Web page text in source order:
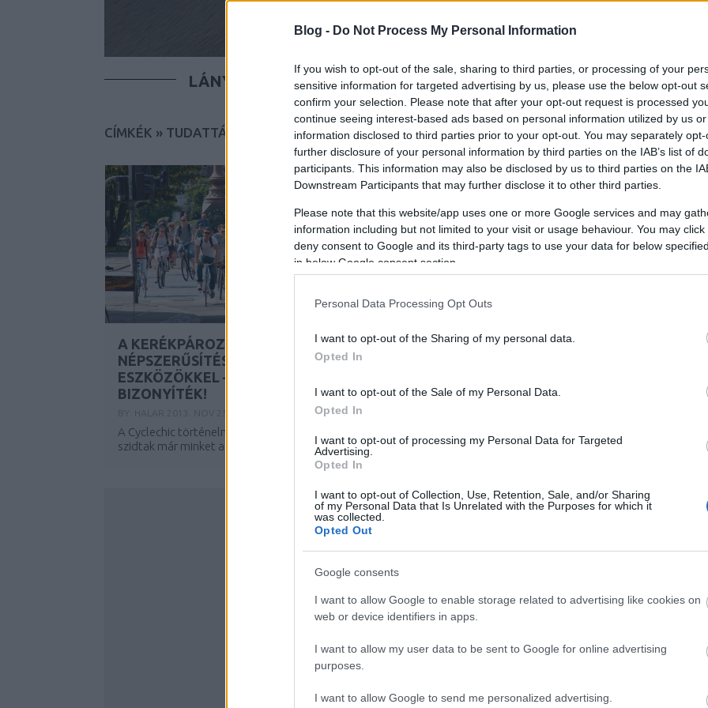
Blog - Do Not Process My Personal Information
If you wish to opt-out of the sale, sharing to third parties, or processing of your
sensitive information for targeted advertising by us, please use the below opt-out
confirm your selection. Please note that after your opt-out request is processed
continue seeing interest-based ads based on personal information utilized by us
information disclosed to third parties prior to your opt-out. You may separately
further disclosure of your personal information by third parties on the IAB’s list of
participants. This information may also be disclosed by us to third parties on the
Downstream Participants that may further disclose it to other third parties.
Please note that this website/app uses one or more Google services and may
information including but not limited to your visit or usage behaviour. You may
deny consent to Google and its third-party tags to use your data for below
in below Google consent section.
Personal Data Processing Opt Outs
I want to opt-out of the Sharing of my personal data.
Opted In
I want to opt-out of the Sale of my Personal Data.
Opted In
I want to opt-out of processing my Personal Data for Targeted
Advertising.
Opted In
I want to opt-out of Collection, Use, Retention, Sale, and/or Sharing
of my Personal Data that Is Unrelated with the Purposes for which it
was collected.
Opted Out
Google consents
I want to allow Google to enable storage related to advertising like cookies on
web or device identifiers in apps.
I want to allow my user data to be sent to Google for online advertising
purposes.
I want to allow Google to send me personalized advertising.
LÁNYOK FIÚK TIPPEK GYEREKKEL SZOKNYÁBAN
KÜLDJ FOTÓT
CÍMKÉK » TUDATTÁGÍTÓ
A KERÉKPÁROZÁS
NÉPSZERŰSÍTÉSE POZITÍV
ESZKÖZÖKKEL – ITT A
BIZONYÍTÉK!
A Cyclechic történelme során rengetegen
szidtak már minket azért, mert nem a...
A bicikli nem egyszerűen közlekedési eszköz,
hanem egy igazi stíluselem. Nem kér
hiszen maga öltöztet. És még a városokat is
-